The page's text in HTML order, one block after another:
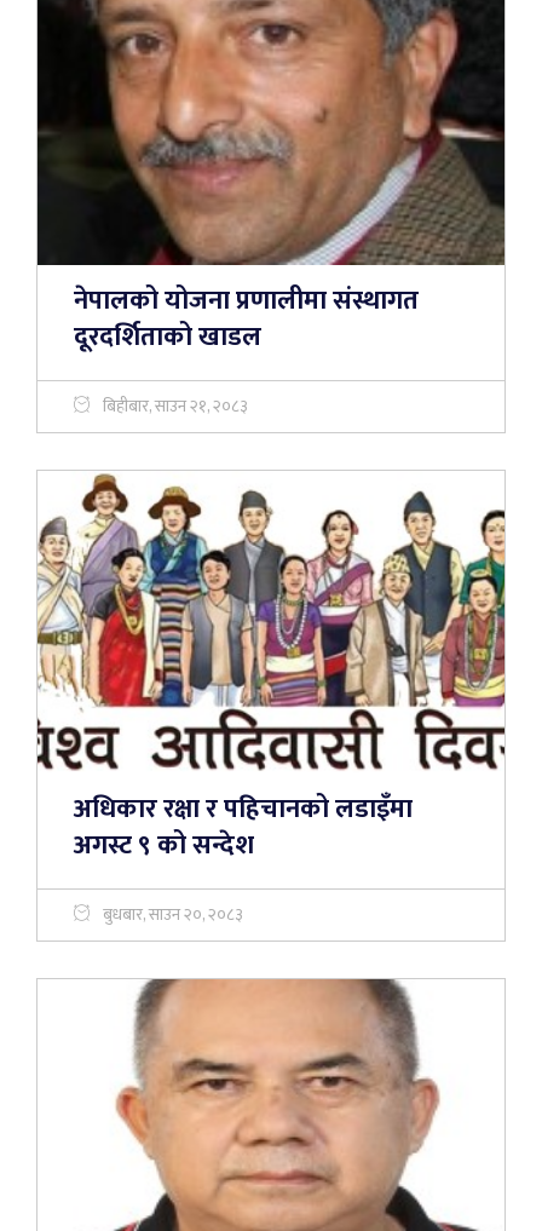
नेपालको योजना प्रणालीमा संस्थागत
दूरदर्शिताको खाडल
बिहीबार, साउन २१, २०८३
अधिकार रक्षा र पहिचानको लडाइँमा
अगस्ट ९ को सन्देश
बुधबार, साउन २०, २०८३